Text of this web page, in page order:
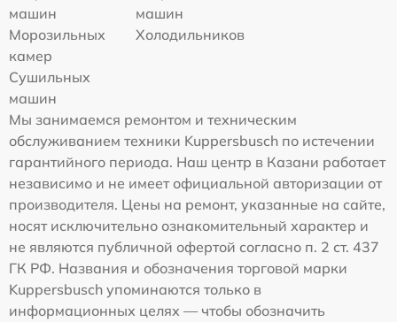
машин
машин
Морозильных
камер
Холодильников
Сушильных
машин
Мы занимаемся ремонтом и техническим
обслуживанием техники Kuppersbusch по истечении
гарантийного периода. Наш центр в Казани работает
независимо и не имеет официальной авторизации от
производителя. Цены на ремонт, указанные на сайте,
носят исключительно ознакомительный характер и
не являются публичной офертой согласно п. 2 ст. 437
ГК РФ. Названия и обозначения торговой марки
Kuppersbusch упоминаются только в
информационных целях — чтобы обозначить